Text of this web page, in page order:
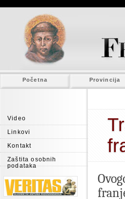
Početna Provincija
Video
Linkovi
Kontakt
Zaštita osobnih
podataka